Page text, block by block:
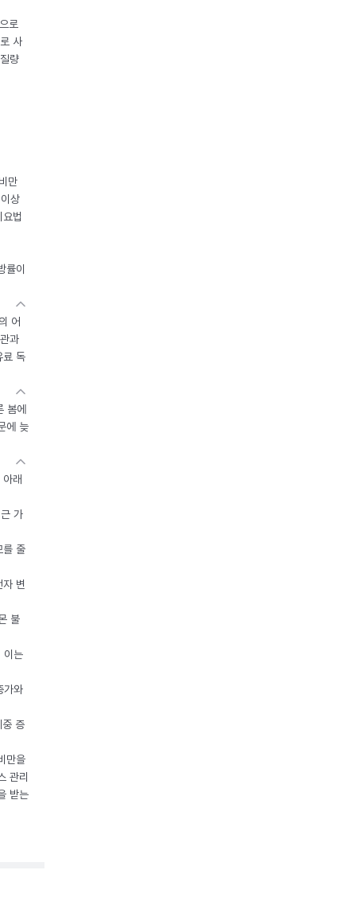
로
사
량
만
상
법
률이
어
과
료 독
봄에
에 늦
래
가
를 줄
변
불
이는
가와
중 증
만을
관리
받는